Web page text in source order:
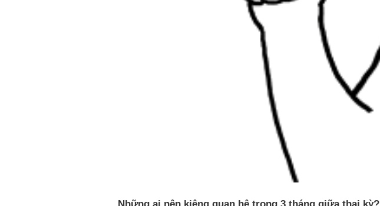
Những ai nên kiêng quan hệ trong 3 tháng giữa thai kỳ?